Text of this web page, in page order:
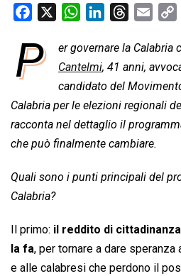
c
e
o
o
k
W
a
t
s
A
p
p
n
k
e
d
I
n
r
e
a
d
s
a
i
l
i
P er governare la Calabria
Cantelmi, 41 anni,
candidato del
Calabria per le elezioni regionali
racconta nel dettaglio il
che può finalmente cambiare.
Quali sono i punti principali del
Calabria?
Il primo: il reddito di
la fa, per tornare a dare
e alle calabresi che perdono il